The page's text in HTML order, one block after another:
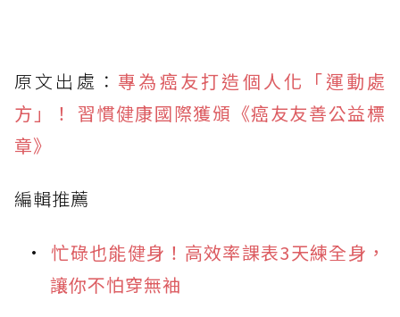
原文出處： 專為癌友打造個人化「運動處
方」！ 習慣健康國際獲頒《癌友友善公益標
章》
編輯推薦
忙碌也能健身！高效率課表3天練全身，
讓你不怕穿無袖